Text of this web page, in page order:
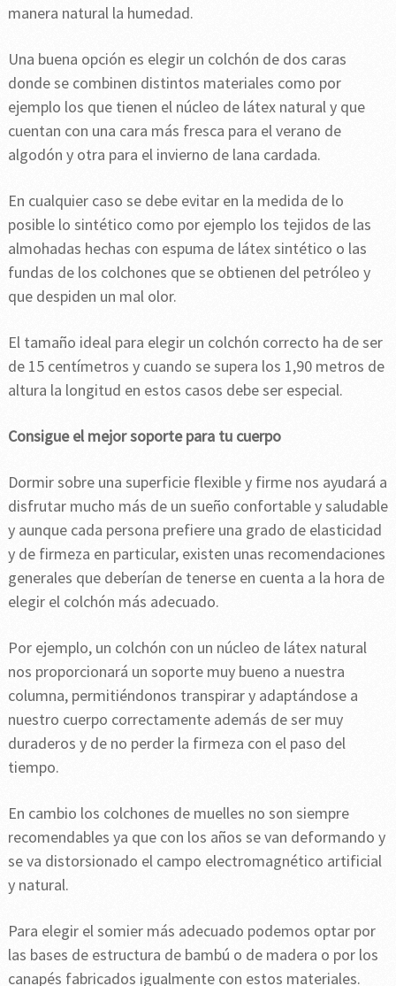
manera natural la humedad.
Una buena opción es elegir un colchón de dos caras
donde se combinen distintos materiales como por
ejemplo los que tienen el núcleo de látex natural y que
cuentan con una cara más fresca para el verano de
algodón y otra para el invierno de lana cardada.
En cualquier caso se debe evitar en la medida de lo
posible lo sintético como por ejemplo los tejidos de las
almohadas hechas con espuma de látex sintético o las
fundas de los colchones que se obtienen del petróleo y
que despiden un mal olor.
El tamaño ideal para elegir un colchón correcto ha de ser
de 15 centímetros y cuando se supera los 1,90 metros de
altura la longitud en estos casos debe ser especial.
Consigue el mejor soporte para tu cuerpo
Dormir sobre una superficie flexible y firme nos ayudará a
disfrutar mucho más de un sueño confortable y saludable
y aunque cada persona prefiere una grado de elasticidad
y de firmeza en particular, existen unas recomendaciones
generales que deberían de tenerse en cuenta a la hora de
elegir el colchón más adecuado.
Por ejemplo, un colchón con un núcleo de látex natural
nos proporcionará un soporte muy bueno a nuestra
columna, permitiéndonos transpirar y adaptándose a
nuestro cuerpo correctamente además de ser muy
duraderos y de no perder la firmeza con el paso del
tiempo.
En cambio los colchones de muelles no son siempre
recomendables ya que con los años se van deformando y
se va distorsionado el campo electromagnético artificial
y natural.
Para elegir el somier más adecuado podemos optar por
las bases de estructura de bambú o de madera o por los
canapés fabricados igualmente con estos materiales.